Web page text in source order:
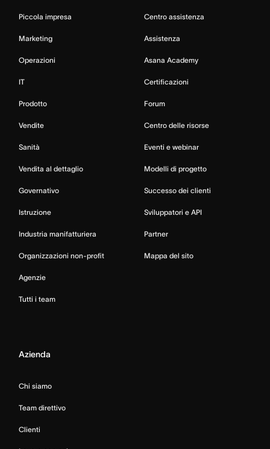
Piccola impresa
Marketing
Operazioni
IT
Prodotto
Vendite
Sanità
Vendita al dettaglio
Governativo
Istruzione
Industria manifatturiera
Organizzazioni non-profit
Agenzie
Tutti i team
Centro assistenza
Assistenza
Asana Academy
Certificazioni
Forum
Centro delle risorse
Eventi e webinar
Modelli di progetto
Successo dei clienti
Sviluppatori e API
Partner
Mappa del sito
Azienda
Chi siamo
Team direttivo
Clienti